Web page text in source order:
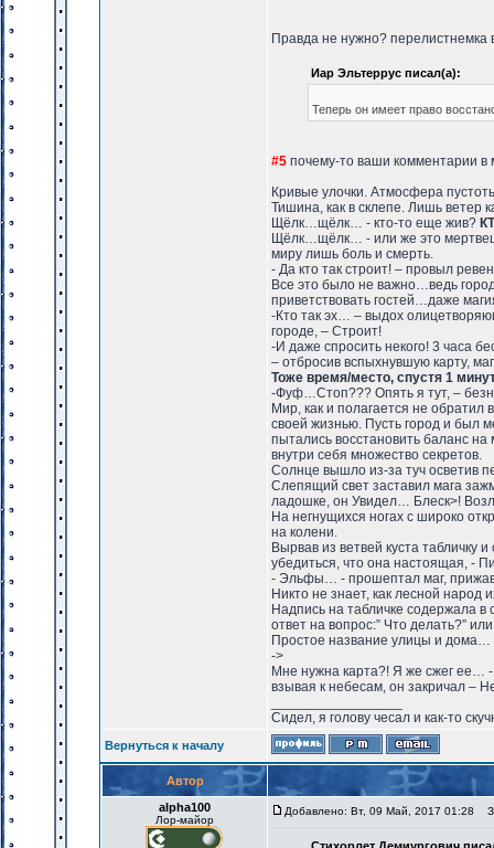
Правда не нужно? перелистнемка
Иар Эльтеррус писал(а):
Теперь он имеет право
#5 почему-то ваши комментарии в
Кривые улочки. Атмосфера
Тишина, как в склепе. Лишь ветер
Щёлк…щёлк… - кто-то еще жив?
Щёлк…щёлк… - или же это
миру лишь боль и смерть.
- Да кто так строит! – провыл
Все это было не важно…ведь
приветствовать гостей…даже
-Кто так эх… – выдох
городе, – Строит!
-И даже спросить некого! 3 часа
– отбросив вспыхнувшую карту,
Тоже время/место, спустя 1
-Фуф…Стоп??? Опять я тут, –
Мир, как и полагается не
своей жизнью. Пусть город и был
пытались восстановить баланс на
внутри себя множество секретов.
Солнце вышло из-за туч осветив
Слепящий свет заставил мага
ладошке, он Увидел… Блеск>!
На негнущихся ногах с широко
на колени.
Вырвав из ветвей куста табличку
убедиться, что она настоящая, -
- Эльфы… - прошептал маг, прижав
Никто не знает, как лесной
Надпись на табличке содержала
ответ на вопрос:” Что делать?”
Простое название улицы и дома…
->
Мне нужна карта?! Я же сжег ее… -
взывая к небесам, он закричал –
Сидел, я голову чесал и как-то
Вернуться к началу
Автор
alpha100
Лор-майор
Добавлено: Вт, 09 Май, 2017 01:28